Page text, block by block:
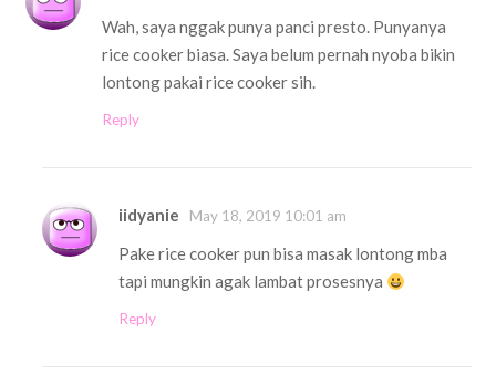
Wah, saya nggak punya panci presto. Punyanya
rice cooker biasa. Saya belum pernah nyoba bikin
lontong pakai rice cooker sih.
Reply
iidyanie May 18, 2019 10:01 am
Pake rice cooker pun bisa masak lontong mba
tapi mungkin agak lambat prosesnya
Reply